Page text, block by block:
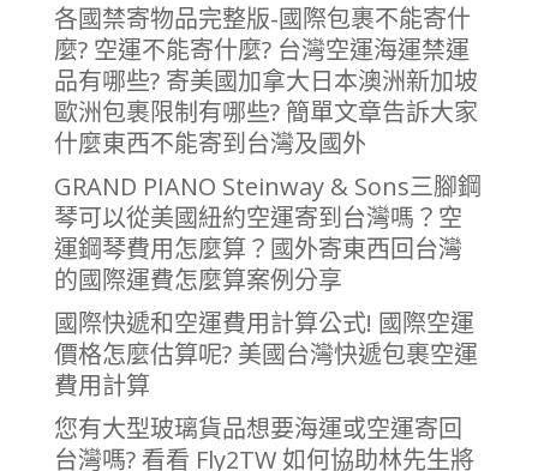
各國禁寄物品完整版-國際包裹不能寄什
麼? 空運不能寄什麼? 台灣空運海運禁運
品有哪些? 寄美國加拿大日本澳洲新加坡
歐洲包裹限制有哪些? 簡單文章告訴大家
什麼東西不能寄到台灣及國外
GRAND PIANO Steinway & Sons三腳鋼
琴可以從美國紐約空運寄到台灣嗎？空
運鋼琴費用怎麼算？國外寄東西回台灣
的國際運費怎麼算案例分享
國際快遞和空運費用計算公式! 國際空運
價格怎麼估算呢? 美國台灣快遞包裹空運
費用計算
您有大型玻璃貨品想要海運或空運寄回
台灣嗎? 看看 Fly2TW 如何協助林先生將